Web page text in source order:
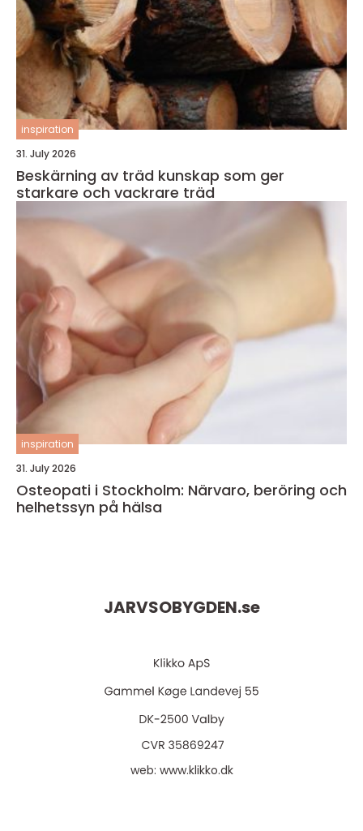
inspiration
31. July 2026
Beskärning av träd kunskap som ger
starkare och vackrare träd
inspiration
31. July 2026
Osteopati i Stockholm: Närvaro, beröring och
helhetssyn på hälsa
JARVSOBYGDEN.se
web: www.klikko.dk